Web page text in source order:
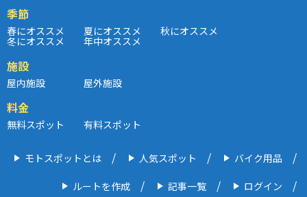
季節
春にオススメ 夏にオススメ 秋にオススメ
冬にオススメ 年中オススメ
施設
屋内施設 屋外施設
料金
無料スポット 有料スポット
モトスポットとは 人気スポット バイク用品
ルートを作成 記事一覧 ログイン